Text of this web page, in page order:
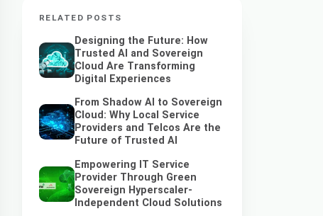
RELATED POSTS
Designing the Future: How
Trusted AI and Sovereign
Cloud Are Transforming
Digital Experiences
From Shadow AI to Sovereign
Cloud: Why Local Service
Providers and Telcos Are the
Future of Trusted AI
Empowering IT Service
Provider Through Green
Sovereign Hyperscaler-
Independent Cloud Solutions